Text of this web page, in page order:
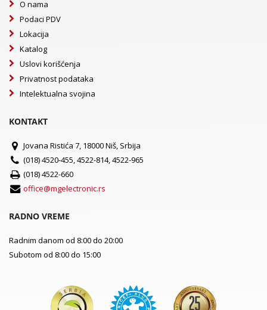
O nama
Podaci PDV
Lokacija
Katalog
Uslovi korišćenja
Privatnost podataka
Intelektualna svojina
KONTAKT
Jovana Ristića 7, 18000 Niš, Srbija
(018) 4520-455, 4522-814, 4522-965
(018) 4522-660
office@mgelectronic.rs
RADNO VREME
Radnim danom od 8:00 do 20:00
Subotom od 8:00 do 15:00